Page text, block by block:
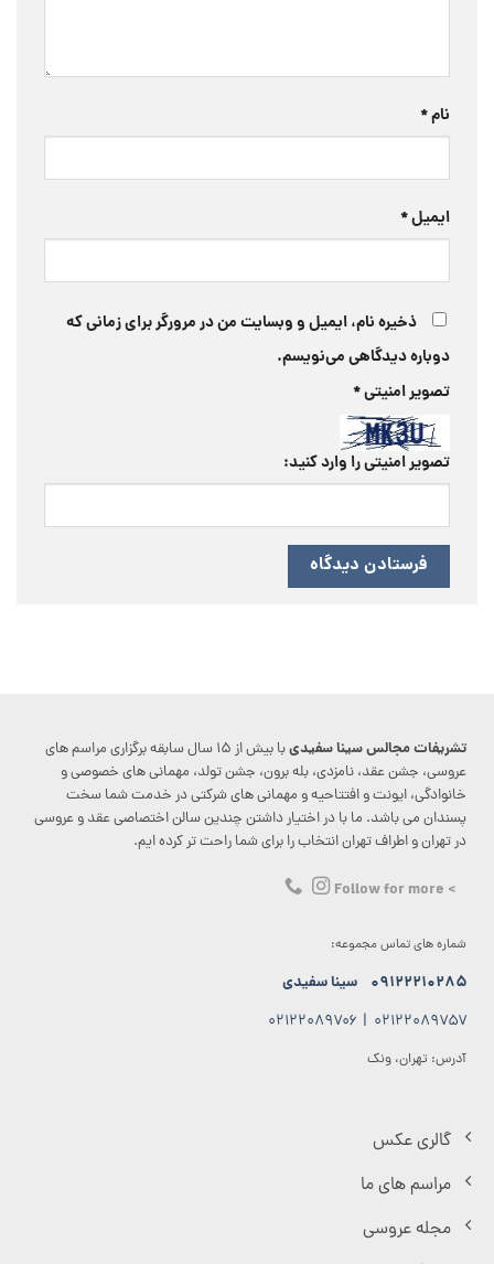
نام*
ایمیل*
ذخیره نام، ایمیل و وبسایت من در مرورگر برای زمانی که
دوباره دیدگاهی می‌نویسم.
تصویر امنیتی*
تصویر امنیتی را وارد کنید:
تشریفات مجالس سینا سفیدی
با بیش از ۱۵ سال سابقه برگزاری مراسم های
عروسی، جشن عقد، نامزدی، بله برون، جشن تولد، مهمانی های خصوصی و
خانوادگی، ایونت و افتتاحیه و مهمانی های شرکتی در خدمت شما سخت
پسندان می باشد. ما با در اختیار داشتن چندین سالن اختصاصی عقد و عروسی
در تهران و اطراف تهران انتخاب را برای شما راحت تر کرده ایم.
> Follow for more
شماره های تماس مجموعه:
۰۹۱۲۲۲۱۰۲۸۵ سینا سفیدی
۰۲۱۲۲۰۸۹۷۵۷ | ۰۲۱۲۲۰۸۹۷۰۶
آدرس: تهران، ونک
گالری عکس
مراسم های ما
مجله عروسی